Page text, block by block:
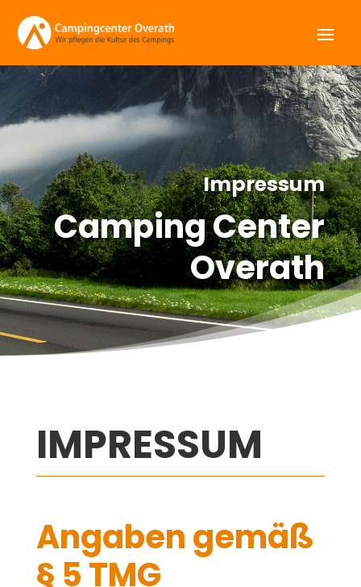
Impressum
Camping Center
Overath
IMPRESSUM
Angaben gemäß
§ 5 TMG